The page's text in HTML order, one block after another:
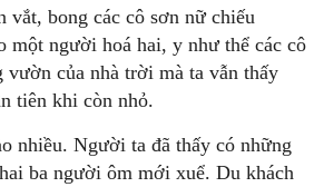
vắt, bong các cô sơn nữ chiếu
một người hoá hai, y như thể các cô
vườn của nhà trời mà ta vẫn thấy
tiên khi còn nhỏ.
nhiều. Người ta đã thấy có những
ba người ôm mới xuể. Du khách